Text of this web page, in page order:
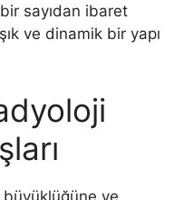
sayıdan ibaret
ve dinamik bir yapı